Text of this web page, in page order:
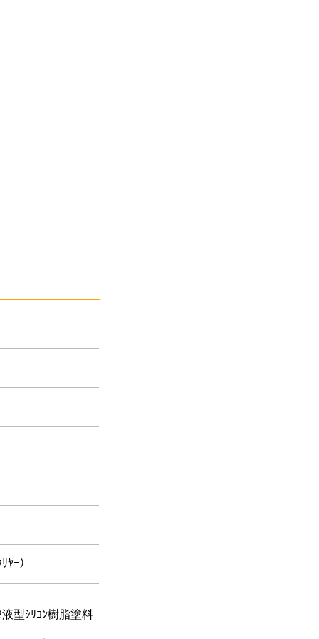
ｰ）
型ｼﾘｺﾝ樹脂塗料